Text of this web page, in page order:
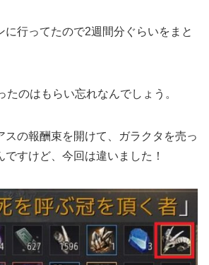
に行ってたので2週間分ぐらいをまと
たのはもらい忘れなんでしょう。
スの報酬束を開けて、ガラクタを売っ
すけど、今回は違いました！